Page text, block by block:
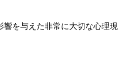
響を与えた非常に大切な心理現